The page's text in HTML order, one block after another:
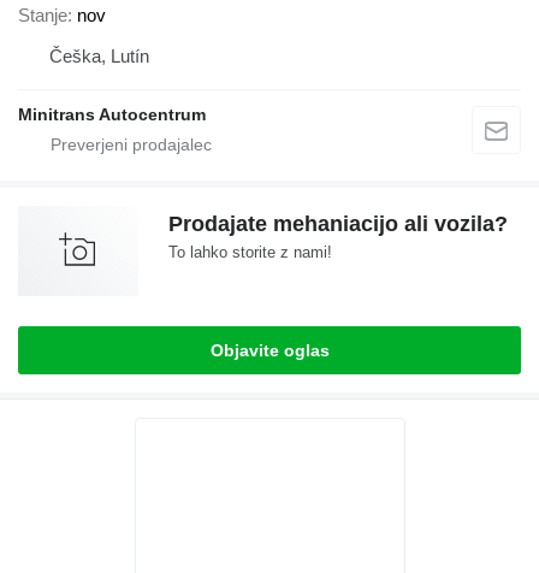
Stanje nov
Češka, Lutín
Minitrans Autocentrum
Prodajate mehaniacijo ali vozila?
To lahko storite z nami!
Objavite oglas